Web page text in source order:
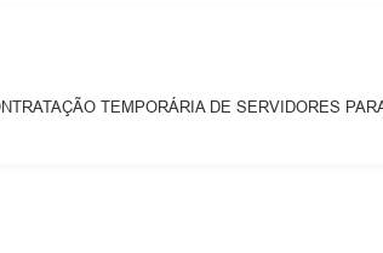
TEMPORÁRIA DE SERVIDORES